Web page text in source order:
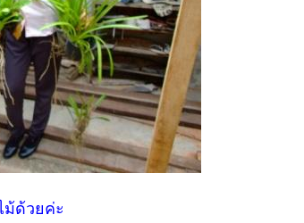
ม้ด้วยค่ะ